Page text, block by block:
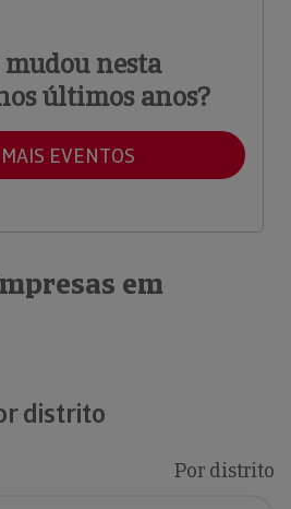
mudou nesta
últimos anos?
EVENTOS
em
distrito
Por distrito